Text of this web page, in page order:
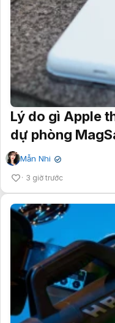
Lý do gì Apple
dự phòng
Mẫn Nhi ✔
3 giờ trước